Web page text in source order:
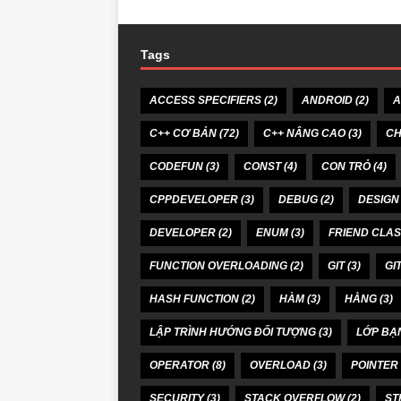
Tags
ACCESS SPECIFIERS (2) ANDROID (2)
C++ CƠ BẢN (72) C++ NÂNG CAO(3)
CODEFUN (3) CONST(4) CON TRỎ(4)
CPPDEVELOPER (3) DEBUG (2)
DEVELOPER (2) ENUM(3) FRIEND
FUNCTION OVERLOADING (2) GIT(3)
HASH FUNCTION (2) HÀM(3) HẰNG (3)
LẬP TRÌNH HƯỚNG ĐỐI TƯỢNG (3) LỚP
OPERATOR (8) OVERLOAD (3) POINTER